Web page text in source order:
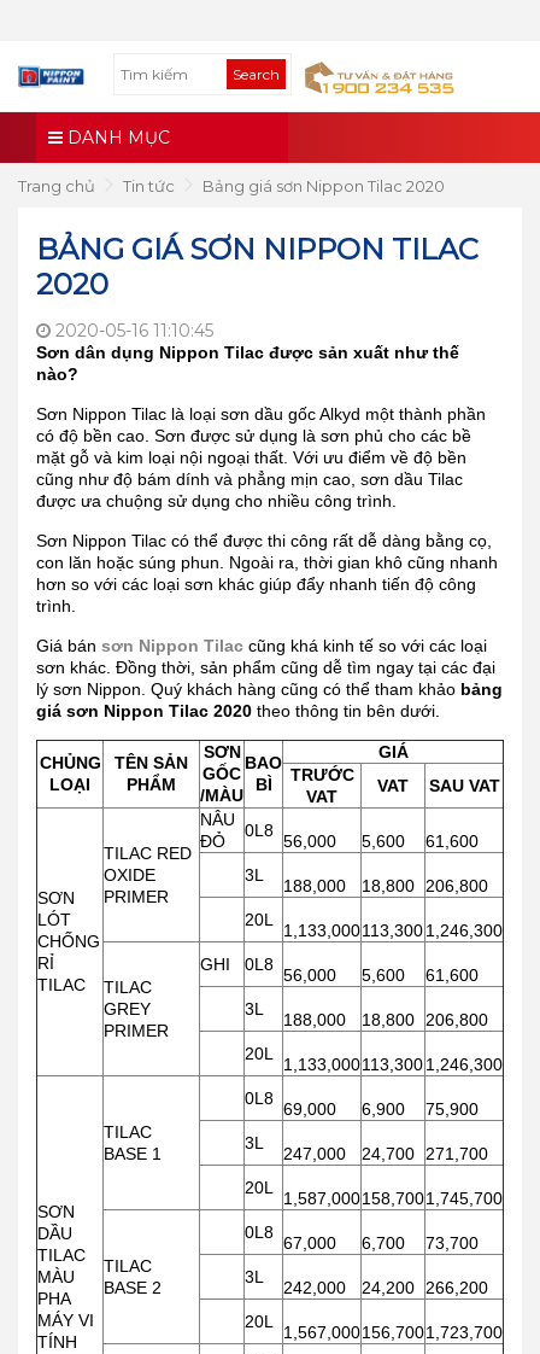
Search
DANH MỤC
Trang chủ Tin tức Bảng giá sơn Nippon Tilac 2020
BẢNG GIÁ SƠN NIPPON TILAC
2020
2020-05-16 11:10:45
Sơn dân dụng Nippon Tilac được sản xuất như thế
nào?
Sơn Nippon Tilac là loại sơn dầu gốc Alkyd một thành phần
có độ bền cao. Sơn được sử dụng là sơn phủ cho các bề
mặt gỗ và kim loại nội ngoại thất. Với ưu điểm về độ bền
cũng như độ bám dính và phẳng mịn cao, sơn dầu Tilac
được ưa chuộng sử dụng cho nhiều công trình.
Sơn Nippon Tilac có thể được thi công rất dễ dàng bằng cọ,
con lăn hoặc súng phun. Ngoài ra, thời gian khô cũng nhanh
hơn so với các loại sơn khác giúp đẩy nhanh tiến độ công
trình.
Giá bán sơn Nippon Tilac cũng khá kinh tế so với các loại
sơn khác. Đồng thời, sản phẩm cũng dễ tìm ngay tại các đại
lý sơn Nippon. Quý khách hàng cũng có thể tham khảo bảng
giá sơn Nippon Tilac 2020 theo thông tin bên dưới.
CHỦNG
LOẠI
TÊN SẢN
PHẨM
SƠN
GỐC
/MÀU
BAO
BÌ
GIÁ
TRƯỚC
VAT
VAT SAU VAT
SƠN
LÓT
CHỐNG
RỈ
TILAC
TILAC RED
OXIDE
PRIMER
NÂU
ĐỎ
0L8
56,000 5,600
61,600
3L
188,000 18,800 206,800
20L
1,133,000113,3001,246,300
TILAC
GREY
PRIMER
GHI 0L8
56,000 5,600
61,600
3L
188,000 18,800 206,800
20L
1,133,000113,3001,246,300
SƠN
DẦU
TILAC
MÀU
PHA
MÁY VI
TÍNH
TILAC
BASE 1
0L8
69,000 6,900
75,900
3L
247,000 24,700 271,700
20L
1,587,000158,7001,745,700
TILAC
BASE 2
0L8
67,000 6,700
73,700
3L
242,000 24,200 266,200
20L
1,567,000156,7001,723,700